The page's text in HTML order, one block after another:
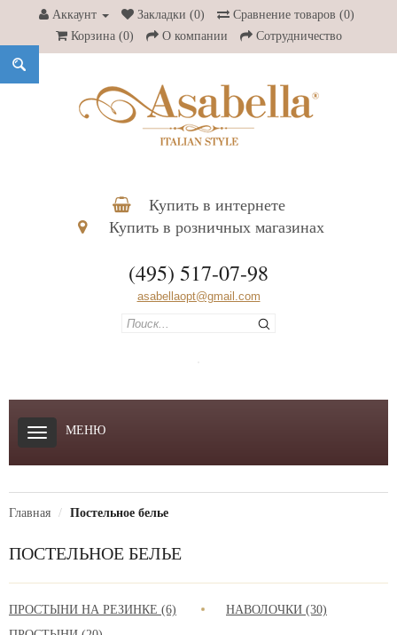
Аккаунт Закладки (0)
Сравнение товаров (0)
Корзина (0) О компании Сотрудничество
Купить в интернете
Купить в розничных магазинах
(495) 517-07-98
asabellaopt@gmail.com
МЕНЮ
Главная Постельное белье
ПОСТЕЛЬНОЕ БЕЛЬЕ
ПРОСТЫНИ НА РЕЗИНКЕ (6)
НАВОЛОЧКИ (30)